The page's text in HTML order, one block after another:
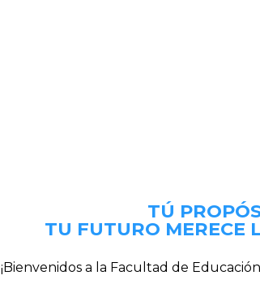
TÚ
TU FUTURO MERECE
¡Bienvenidos a la Facultad de